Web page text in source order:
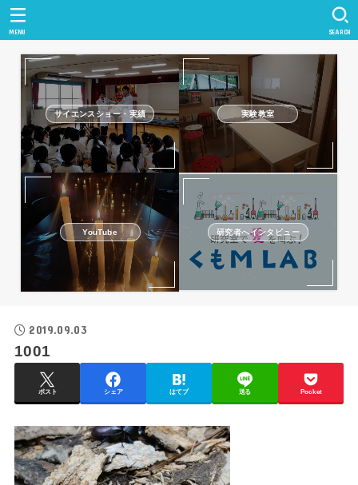
SEARCH
MENU
サイエンスショー・実績 実験教室
YouTube 研究者へインタビュー
2019.09.03
1001
ポスト シェア はてブ 送る Pocket